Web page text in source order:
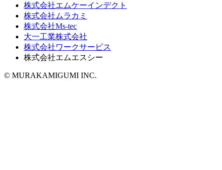
株式会社エムケーインデクト
株式会社ムラカミ
株式会社Ms-tec
大一工業株式会社
株式会社ワークサービス
株式会社エムエスシー
© MURAKAMIGUMI INC.